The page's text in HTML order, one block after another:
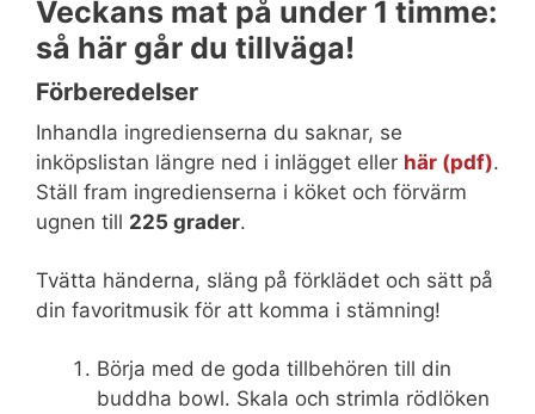
Veckans mat på under 1 timme:
så här går du tillväga!
Förberedelser
Inhandla ingredienserna du saknar, se
inköpslistan längre ned i inlägget eller här (pdf).
Ställ fram ingredienserna i köket och förvärm
ugnen till 225 grader.
Tvätta händerna, släng på förklädet och sätt på
din favoritmusik för att komma i stämning!
Börja med de goda tillbehören till din
buddha bowl. Skala och strimla rödlöken